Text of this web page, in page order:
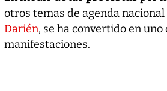
otros temas de agenda nacional
Darién, se ha convertido en
manifestaciones.